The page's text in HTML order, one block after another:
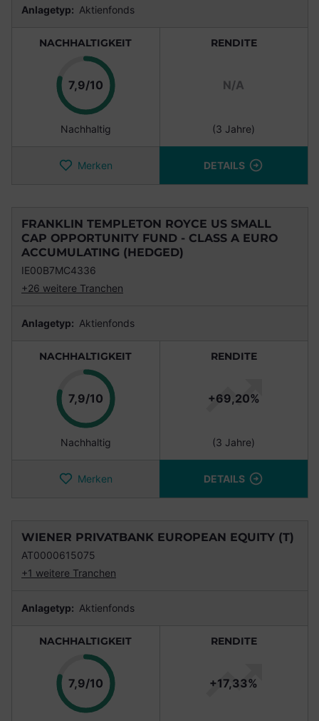
Anlagetyp: Aktienfonds
NACHHALTIGKEIT
7,9/10Punkte
Nachhaltig
RENDITE
N/A
(3 Jahre)
Merken DETAILS
FRANKLIN TEMPLETON ROYCE US SMALL
CAP OPPORTUNITY FUND - CLASS A EURO
ACCUMULATING (HEDGED)
IE00B7MC4336
+26 weitere Tranchen
Anlagetyp: Aktienfonds
NACHHALTIGKEIT
7,9/10Punkte
Nachhaltig
RENDITE
+69,20%
(3 Jahre)
Merken DETAILS
WIENER PRIVATBANK EUROPEAN EQUITY (T)
AT0000615075
+1 weitere Tranchen
Anlagetyp: Aktienfonds
NACHHALTIGKEIT
7,9/10Punkte
RENDITE
+17,33%